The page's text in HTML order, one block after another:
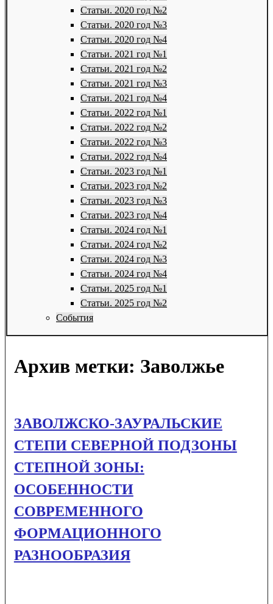
Статьи. 2020 год №2
Статьи. 2020 год №3
Статьи. 2020 год №4
Статьи. 2021 год №1
Статьи. 2021 год №2
Статьи. 2021 год №3
Статьи. 2021 год №4
Статьи. 2022 год №1
Статьи. 2022 год №2
Статьи. 2022 год №3
Статьи. 2022 год №4
Статьи. 2023 год №1
Статьи. 2023 год №2
Статьи. 2023 год №3
Статьи. 2023 год №4
Статьи. 2024 год №1
Статьи. 2024 год №2
Статьи. 2024 год №3
Статьи. 2024 год №4
Статьи. 2025 год №1
Статьи. 2025 год №2
События
Архив метки: Заволжье
ЗАВОЛЖСКО-ЗАУРАЛЬСКИЕ
СТЕПИ СЕВЕРНОЙ ПОДЗОНЫ
СТЕПНОЙ ЗОНЫ:
ОСОБЕННОСТИ
СОВРЕМЕННОГО
ФОРМАЦИОННОГО
РАЗНООБРАЗИЯ